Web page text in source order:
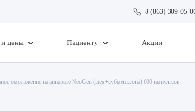
8 (863) 309-05-
и цены Пациенту Акции
омоложение на аппарате NeoGen (шея+субмент.зона) 600 импульсов